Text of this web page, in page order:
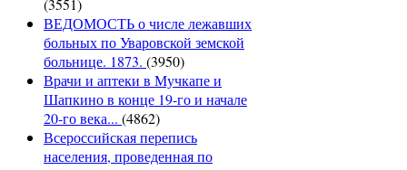
ВЕДОМОСТЬ о числе лежавших
больных по Уваровской земской
больнице. 1873. (3950)
Врачи и аптеки в Мучкапе и
Шапкино в конце 19-го и начале
20-го века... (4862)
Всероссийская перепись
населения, проведенная по